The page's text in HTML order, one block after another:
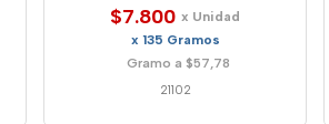
$7.800 x Unidad
x 135 Gramos
Gramo a $57,78
21102